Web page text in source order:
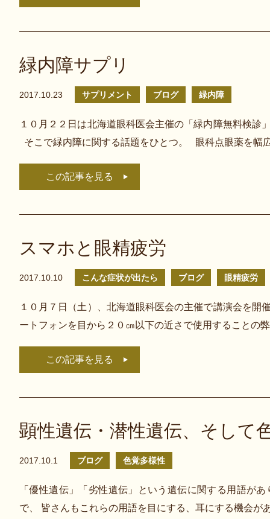
緑内障サプリ
2017.10.23 サプリメント ブログ 緑内障
１０月２２日は北海道眼科医会主催の「緑内障無料検診
そこで緑内障に関する話題をひとつ。 眼科点眼薬を幅
この記事を見る
スマホと眼精疲労
2017.10.10 こんな症状が出たら ブログ 眼精疲労
１０月７日（土）、北海道眼科医会の主催で講演会を開
ートフォンを目から２０㎝以下の近さで使用すること
この記事を見る
顕性遺伝・潜性遺伝、そして
2017.10.1 ブログ 色覚多様性
「優性遺伝」「劣性遺伝」という遺伝に関する用語が
で、 皆さんもこれらの用語を目にする、耳にする機会